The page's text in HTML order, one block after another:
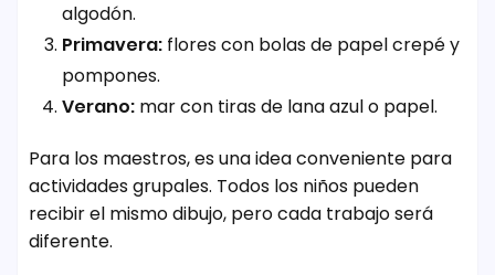
algodón.
Primavera: flores con bolas de papel crepé y
pompones.
Verano: mar con tiras de lana azul o papel.
Para los maestros, es una idea conveniente para
actividades grupales. Todos los niños pueden
recibir el mismo dibujo, pero cada trabajo será
diferente.